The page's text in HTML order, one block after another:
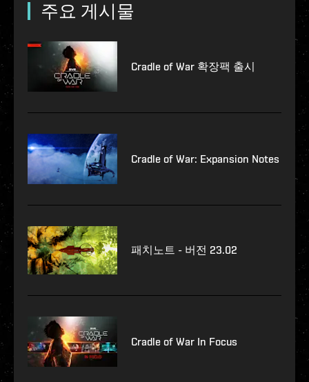
주요 게시물
Cradle of War 확장팩 출시
Cradle of War: Expansion Notes
패치노트 - 버전 23.02
Cradle of War In Focus